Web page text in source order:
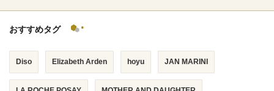
おすすめタグ
Diso Elizabeth Arden hoyu JAN MARINI